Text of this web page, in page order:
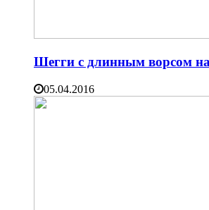
Шегги с длинным ворсом
05.04.2016